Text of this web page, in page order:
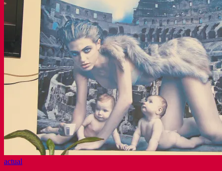
actual